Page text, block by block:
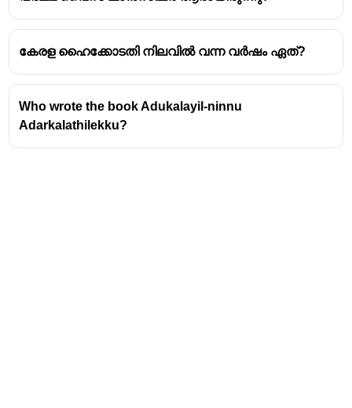
കേരള ഹൈക്കോടതി നിലവിൽ വന്ന വർഷം ഏത്?
Who wrote the book Adukalayil-ninnu
Adarkalathilekku?